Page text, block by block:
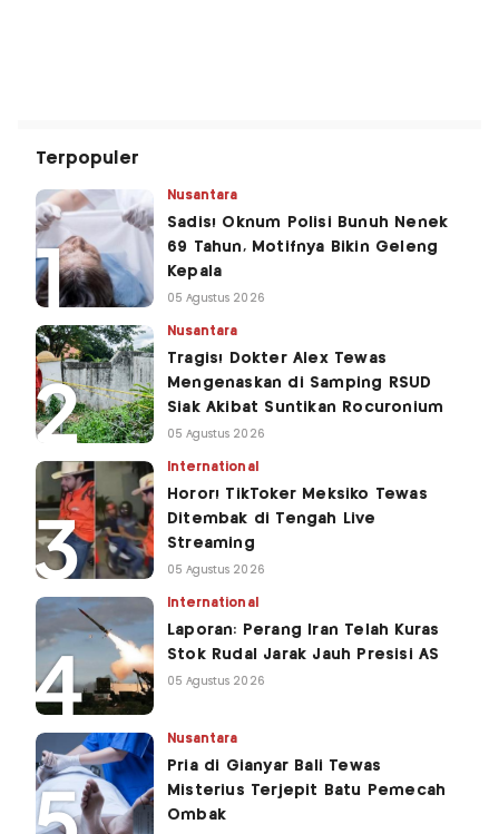
Terpopuler
Nusantara
Sadis! Oknum Polisi Bunuh Nenek
69 Tahun, Motifnya Bikin Geleng
Kepala
05 Agustus 2026
Nusantara
Tragis! Dokter Alex Tewas
Mengenaskan di Samping RSUD
Siak Akibat Suntikan Rocuronium
05 Agustus 2026
International
Horor! TikToker Meksiko Tewas
Ditembak di Tengah Live
Streaming
05 Agustus 2026
International
Laporan: Perang Iran Telah Kuras
Stok Rudal Jarak Jauh Presisi AS
05 Agustus 2026
Nusantara
Pria di Gianyar Bali Tewas
Misterius Terjepit Batu Pemecah
Ombak